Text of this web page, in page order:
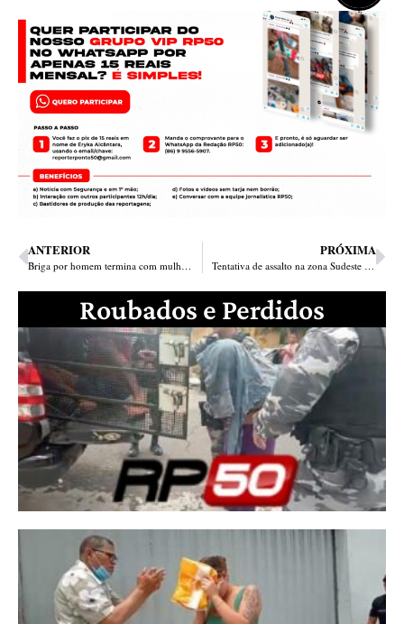
ANTERIOR
Briga por homem termina com mulher esfaqueada ao lado da Central de Flagrantes
PRÓXIMA
Tentativa de assalto na zona Sudeste termina com sargento da PM baleado na perna
Roubados e Perdidos